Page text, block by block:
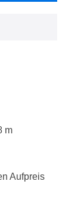
m
Aufpreis